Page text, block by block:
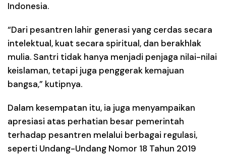
Indonesia.
“Dari pesantren lahir generasi yang cerdas secara
intelektual, kuat secara spiritual, dan berakhlak
mulia. Santri tidak hanya menjadi penjaga nilai-nilai
keislaman, tetapi juga penggerak kemajuan
bangsa,” kutipnya.
Dalam kesempatan itu, ia juga menyampaikan
apresiasi atas perhatian besar pemerintah
terhadap pesantren melalui berbagai regulasi,
seperti Undang-Undang Nomor 18 Tahun 2019